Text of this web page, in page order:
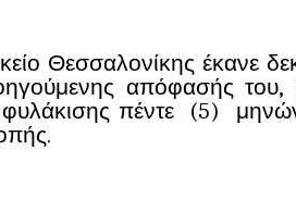
Θεσσαλονίκης έκανε
απόφασής του,
φυλάκισης πέντε (5)